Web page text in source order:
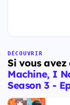
DÉCOUVRIR
Si vous avez
Machine, I
Season 3 -